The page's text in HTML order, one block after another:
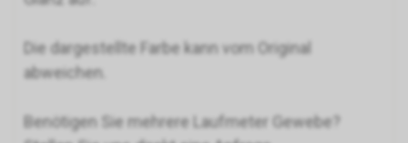
Die dargestellte Farbe kann vom Original
abweichen.
Benötigen Sie mehrere Laufmeter Gewebe?